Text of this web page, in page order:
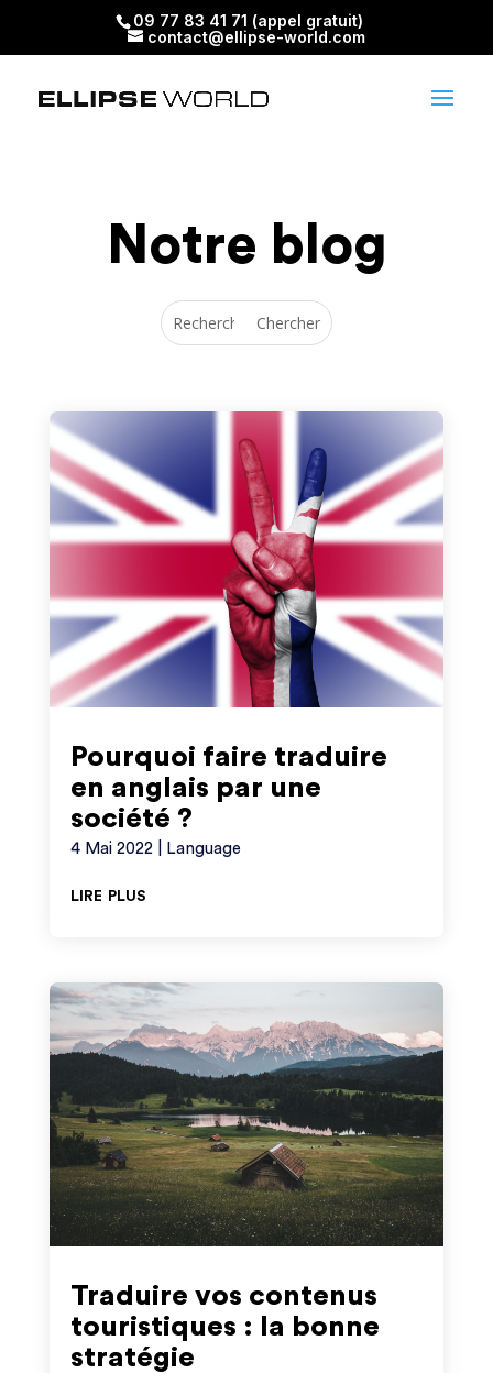
09 77 83 41 71 (appel gratuit)
contact@ellipse-world.com
Notre blog
Pourquoi faire traduire
en anglais par une
société ?
4 Mai 2022| Language
lire plus
Traduire vos contenus
touristiques : la bonne
stratégie